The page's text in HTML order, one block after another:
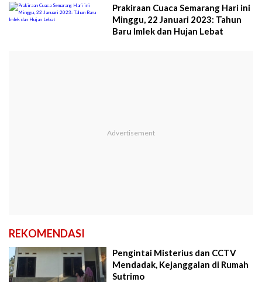
Prakiraan Cuaca Semarang Hari ini
Minggu, 22 Januari 2023: Tahun
Baru Imlek dan Hujan Lebat
REKOMENDASI
Pengintai Misterius dan CCTV
Mendadak, Kejanggalan di Rumah
Sutrimo